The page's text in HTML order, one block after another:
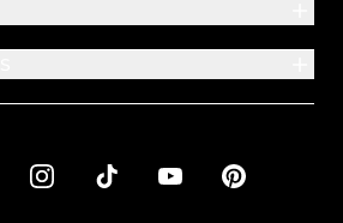
Liens sociaux
Groups
InstagramTikTok YouTubePinterest